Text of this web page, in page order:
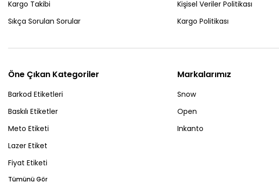
Kargo Takibi
Sıkça Sorulan Sorular
Kişisel Veriler Politikası
Kargo Politikası
Öne Çıkan Kategoriler
Barkod Etiketleri
Baskılı Etiketler
Meto Etiketi
Lazer Etiket
Fiyat Etiketi
Tümünü Gör
Markalarımız
Snow
Open
Inkanto